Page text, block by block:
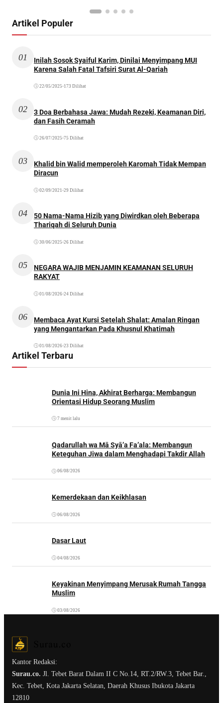
Artikel Populer
01
Inilah Sosok Syaiful Karim, Dinilai Menyimpang MUI
Karena Salah Fatal Tafsiri Surat Al-Qariah
22/05/2025 •173 Dilihat
02
3 Doa Berbahasa Jawa: Mudah Rezeki, Keamanan Diri,
dan Fasih Ceramah
26/07/2025 •75 Dilihat
03
Khalid bin Walid memperoleh Karomah Tidak Mempan
Diracun
02/09/2021 •29 Dilihat
04
50 Nama-Nama Hizib yang Diwirdkan oleh Beberapa
Thariqah di Seluruh Dunia
30/06/2025 •26 Dilihat
05
NEGARA WAJIB MENJAMIN KEAMANAN SELURUH
RAKYAT
01/08/2026•24 Dilihat
06
Membaca Ayat Kursi Setelah Shalat: Amalan Ringan
yang Mengantarkan Pada Khusnul Khatimah
01/08/2026•23 Dilihat
Artikel Terbaru
Dunia Ini Hina, Akhirat Berharga: Membangun
Orientasi Hidup Seorang Muslim
7 menit lalu
Qadarullah wa Mā Syā’a Fa’ala: Membangun
Keteguhan Jiwa dalam Menghadapi Takdir Allah
06/08/2026
Kemerdekaan dan Keikhlasan
06/08/2026
Dasar Laut
04/08/2026
Keyakinan Menyimpang Merusak Rumah Tangga
Muslim
03/08/2026
Kantor Redaksi:
Surau.co. Jl. Tebet Barat Dalam II C No.14, RT.2/RW.3, Tebet Bar.,
Kec. Tebet, Kota Jakarta Selatan, Daerah Khusus Ibukota Jakarta
12810